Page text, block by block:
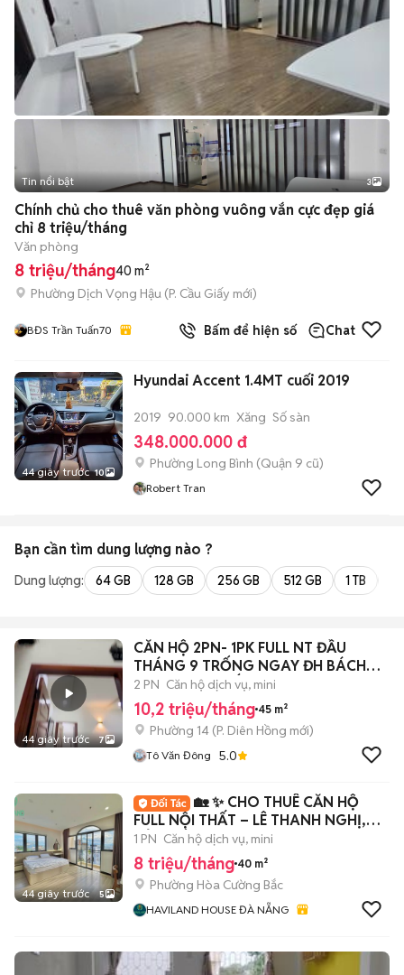
Tin nổi bật 3
Chính chủ cho thuê văn phòng vuông vắn cực đẹp giá
chỉ 8 triệu/tháng
Văn phòng
8 triệu/tháng40 m²
Phường Dịch Vọng Hậu (P. Cầu Giấy mới)
BĐS Trần Tuấn70 Bấm để hiện số Chat
44 giây trước 10
Hyundai Accent 1.4MT cuối 2019
2019 90.000 km Xăng Số sàn
348.000.000 đ
Phường Long Bình (Quận 9 cũ)
Robert Tran
Bạn cần tìm dung lượng nào ?
Dung lượng: 64 GB 128 GB 256 GB 512 GB 1 TB
44 giây trước 7
CĂN HỘ 2PN- 1PK FULL NT ĐẦU
THÁNG 9 TRỐNG NGAY ĐH BÁCH
KHOA- KINH TẾ
2 PN Căn hộ dịch vụ, mini
10,2 triệu/tháng 45 m²
Phường 14 (P. Diên Hồng mới)
Tô Văn Đông 5.0
44 giây trước 5
🏡 ✨ CHO THUÊ CĂN HỘ
FULL NỘI THẤT – LÊ THANH NGHỊ,
HẢI CHÂU✨
1 PN Căn hộ dịch vụ, mini
8 triệu/tháng 40 m²
Phường Hòa Cường Bắc
HAVILAND HOUSE ĐÀ NẴNG